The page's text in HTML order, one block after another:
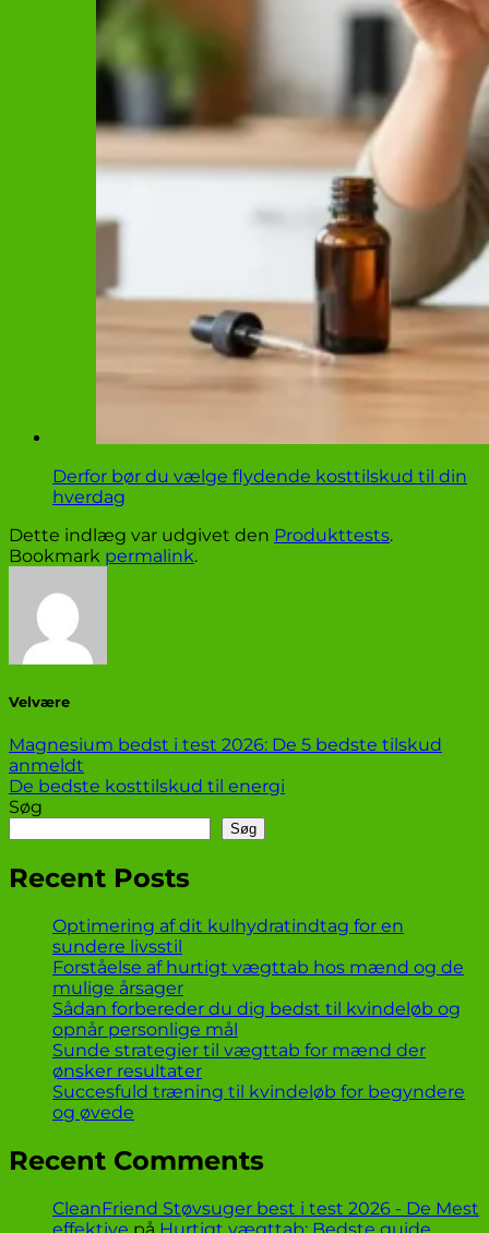
Derfor bør du vælge flydende kosttilskud til din
hverdag
Dette indlæg var udgivet den Produkttests.
Bookmark permalink.
Velvære
Magnesium bedst i test 2026: De 5 bedste tilskud
anmeldt
De bedste kosttilskud til energi
Søg
Søg
Recent Posts
Optimering af dit kulhydratindtag for en
sundere livsstil
Forståelse af hurtigt vægttab hos mænd og de
mulige årsager
Sådan forbereder du dig bedst til kvindeløb og
opnår personlige mål
Sunde strategier til vægttab for mænd der
ønsker resultater
Succesfuld træning til kvindeløb for begyndere
og øvede
Recent Comments
CleanFriend Støvsuger best i test 2026 - De Mest